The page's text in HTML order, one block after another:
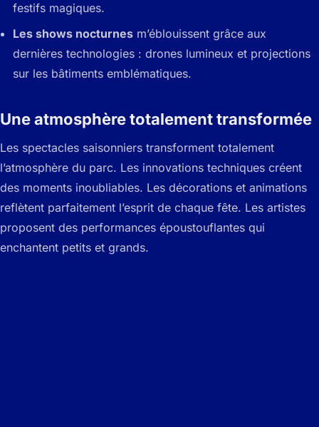
festifs magiques.
Les shows nocturnes m’éblouissent grâce aux
dernières technologies : drones lumineux et projections
sur les bâtiments emblématiques.
Une atmosphère totalement transformée
Les spectacles saisonniers transforment totalement
l’atmosphère du parc. Les innovations techniques créent
des moments inoubliables. Les décorations et animations
reflètent parfaitement l’esprit de chaque fête. Les artistes
proposent des performances époustouflantes qui
enchantent petits et grands.